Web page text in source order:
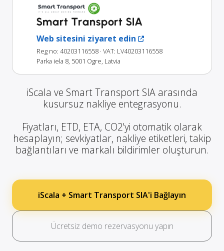
Smart Transport SIA
Web sitesini ziyaret edin
Reg no: 40203116558 · VAT: LV40203116558
Parka iela 8, 5001 Ogre, Latvia
iScala ve Smart Transport SIA arasında
kusursuz nakliye entegrasyonu.
Fiyatları, ETD, ETA, CO2'yi otomatik olarak
hesaplayın; sevkiyatlar, nakliye etiketleri, takip
bağlantıları ve markalı bildirimler oluşturun.
iScala + Smart Transport SIA'i Bağlayın
Ücretsiz demo rezervasyonu yapın